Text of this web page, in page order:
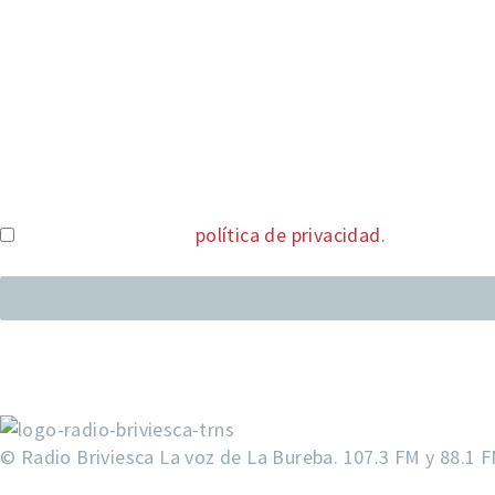
política de privacidad.
© Radio Briviesca La voz de La Bureba. 107.3 FM y 88.1